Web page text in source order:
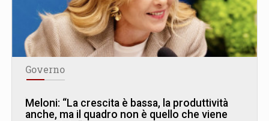
Governo
Meloni: “La crescita è bassa, la produttività
anche, ma il quadro non è quello che viene